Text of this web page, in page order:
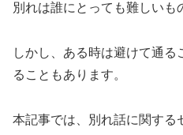
別れは誰にとっても難しいも
しかし、ある時は避けて通
ることもあります。
本記事では、別れ話に関する